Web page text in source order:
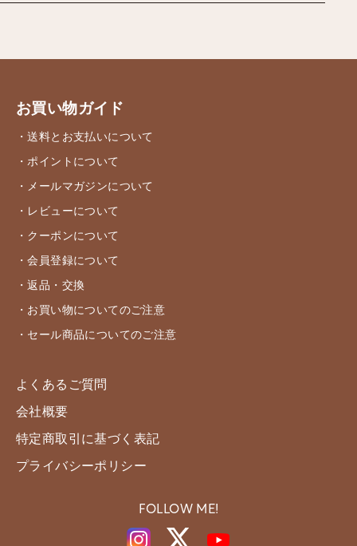
お買い物ガイド
・送料とお支払いについて
・ポイントについて
・メールマガジンについて
・レビューについて
・クーポンについて
・会員登録について
・返品・交換
・お買い物についてのご注意
・セール商品についてのご注意
よくあるご質問
会社概要
特定商取引に基づく表記
プライバシーポリシー
FOLLOW ME!